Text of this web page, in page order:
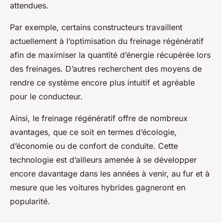
attendues.
Par exemple, certains constructeurs travaillent
actuellement à l’optimisation du freinage régénératif
afin de maximiser la quantité d’énergie récupérée lors
des freinages. D’autres recherchent des moyens de
rendre ce système encore plus intuitif et agréable
pour le conducteur.
Ainsi, le freinage régénératif offre de nombreux
avantages, que ce soit en termes d’écologie,
d’économie ou de confort de conduite. Cette
technologie est d’ailleurs amenée à se développer
encore davantage dans les années à venir, au fur et à
mesure que les voitures hybrides gagneront en
popularité.